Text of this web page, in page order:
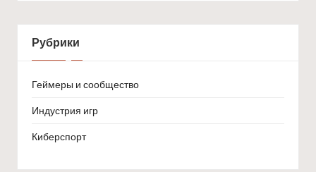
Рубрики
Геймеры и сообщество
Индустрия игр
Киберспорт